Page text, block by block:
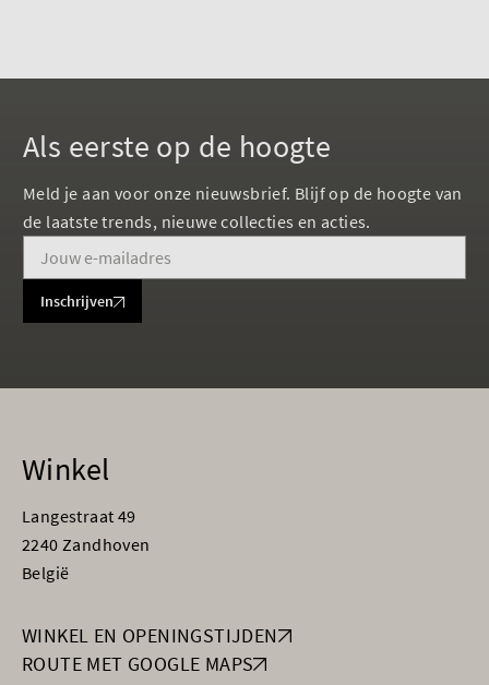
Als eerste op de hoogte
Meld je aan voor onze nieuwsbrief. Blijf op de hoogte van
de laatste trends, nieuwe collecties en acties.
Inschrijven
Winkel
Langestraat 49
2240 Zandhoven
België
WINKEL EN OPENINGSTIJDEN
ROUTE MET GOOGLE MAPS